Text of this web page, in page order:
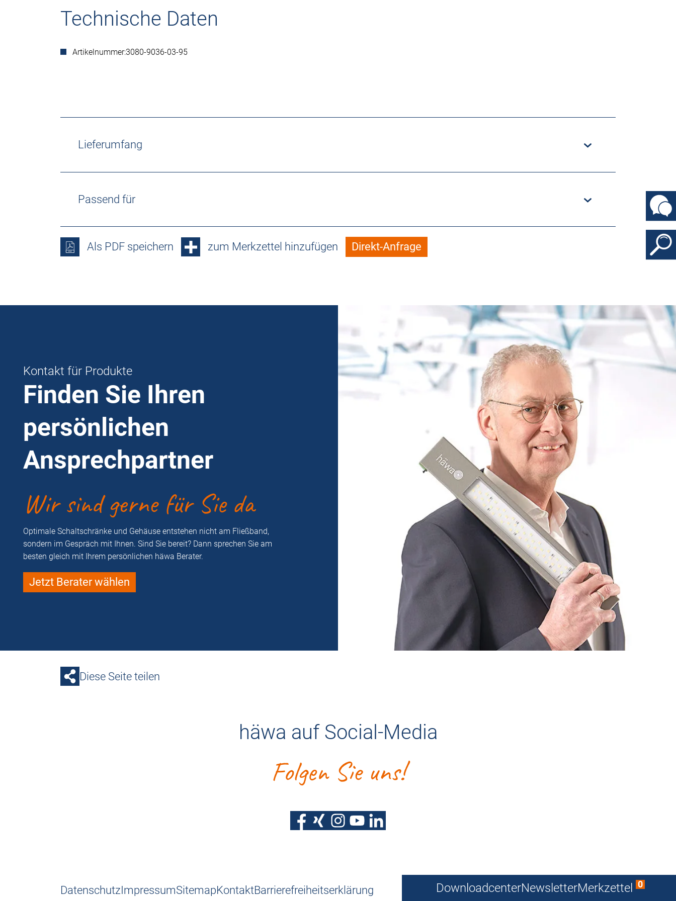
DownloadcenterNewsletterMerkzettel 0
Technische Daten
Artikelnummer:3080-9036-03-95
Lieferumfang
Passend für
Als PDF speichern zum Merkzettel hinzufügen Direkt-Anfrage
Kontakt für Produkte
Finden Sie Ihren
persönlichen
Ansprechpartner
Wir sind gerne für Sie da
Optimale Schaltschränke und Gehäuse entstehen nicht am Fließband,
sondern im Gespräch mit Ihnen. Sind Sie bereit? Dann sprechen Sie am
besten gleich mit Ihrem persönlichen häwa Berater.
Jetzt Berater wählen
Diese Seite teilen
häwa auf Social-Media
Folgen Sie uns!
DatenschutzImpressumSitemapKontaktBarrierefreiheitserklärung